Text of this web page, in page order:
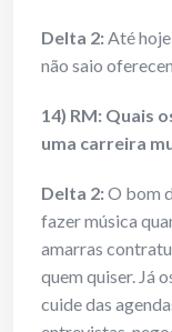
Delta 2:Até
não saio
14) RM: Quais
uma carreira
Delta 2:O bom
fazer música
amarras
quem quiser. Já
cuide das